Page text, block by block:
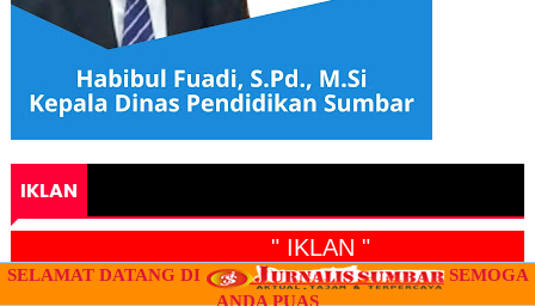
IKLAN
" IKLAN "
SELAMAT DATANG DI
SEMOGA
ANDA PUAS